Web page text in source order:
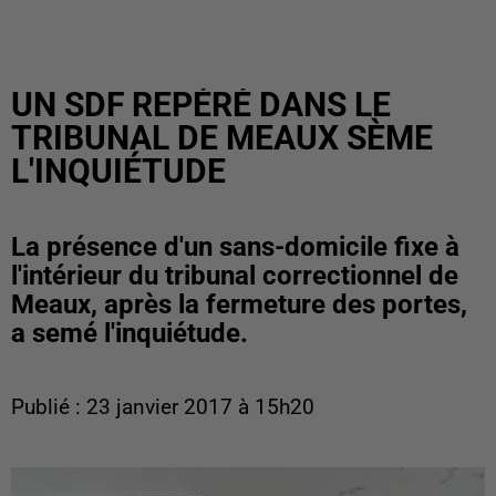
UN SDF REPÉRÉ DANS LE
TRIBUNAL DE MEAUX SÈME
L'INQUIÉTUDE
La présence d'un sans-domicile fixe à
l'intérieur du tribunal correctionnel de
Meaux, après la fermeture des portes,
a semé l'inquiétude.
Publié : 23 janvier 2017 à 15h20